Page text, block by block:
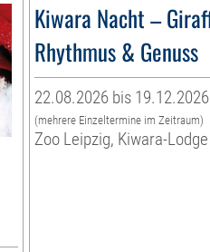
Kiwara Nacht –
Rhythmus & Genuss
22.08.2026 bis 19.12.2026
(mehrere Einzeltermine im Zeitraum)
Zoo Leipzig, Kiwara-Lodge